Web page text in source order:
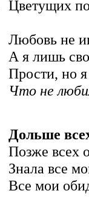
Цветущих
Любовь не
А я лишь
Прости, но
Что не
Дольше
Позже всех
Знала все
Все мои